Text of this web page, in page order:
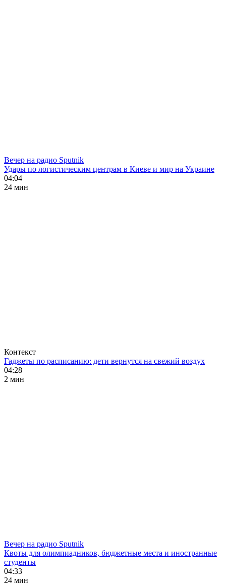
Вечер на радио Sputnik
Удары по логистическим центрам в Киеве и мир на Украине
04:04
24 мин
Контекст
Гаджеты по расписанию: дети вернутся на свежий воздух
04:28
2 мин
Вечер на радио Sputnik
Квоты для олимпиадников, бюджетные места и иностранные
студенты
04:33
24 мин